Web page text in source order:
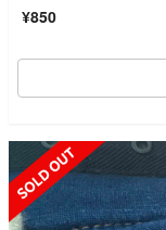
¥850
SOLD